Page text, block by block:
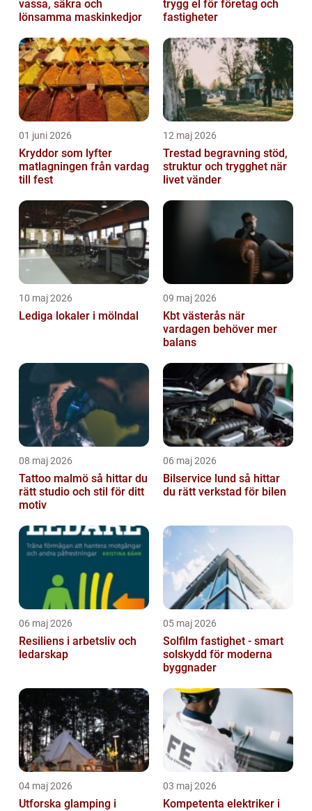
vassa, säkra och
lönsamma maskinkedjor
trygg el för företag och
fastigheter
01 juni 2026
Kryddor som lyfter
matlagningen från vardag
till fest
12 maj 2026
Trestad begravning stöd,
struktur och trygghet när
livet vänder
10 maj 2026
Lediga lokaler i mölndal
09 maj 2026
Kbt västerås när
vardagen behöver mer
balans
08 maj 2026
Tattoo malmö så hittar du
rätt studio och stil för ditt
motiv
06 maj 2026
Bilservice lund så hittar
du rätt verkstad för bilen
06 maj 2026
Resiliens i arbetsliv och
ledarskap
05 maj 2026
Solfilm fastighet - smart
solskydd för moderna
byggnader
04 maj 2026
Utforska glamping i
03 maj 2026
Kompetenta elektriker i